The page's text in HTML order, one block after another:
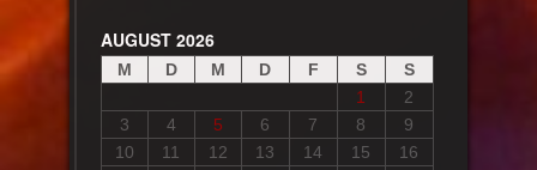
AUGUST 2026
M D M D F S
S
1
2
3
4 5 6 7 8
9
10
11 12 13 14 15
16